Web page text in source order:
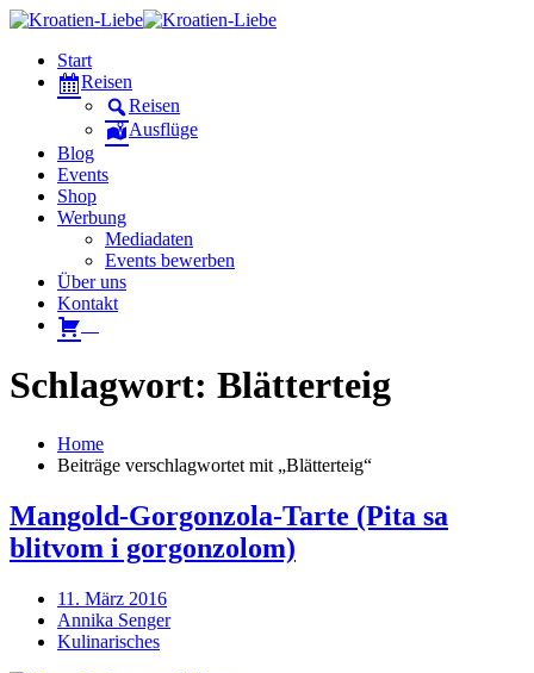
Start
Reisen
Reisen
Ausflüge
Blog
Events
Shop
Werbung
Mediadaten
Events bewerben
Über uns
Kontakt
Schlagwort: Blätterteig
Home
Beiträge verschlagwortet mit „Blätterteig“
Mangold-Gorgonzola-Tarte (Pita sa
blitvom i gorgonzolom)
11. März 2016
Annika Senger
Kulinarisches